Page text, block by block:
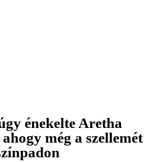
énekelte Aretha
még a szellemét